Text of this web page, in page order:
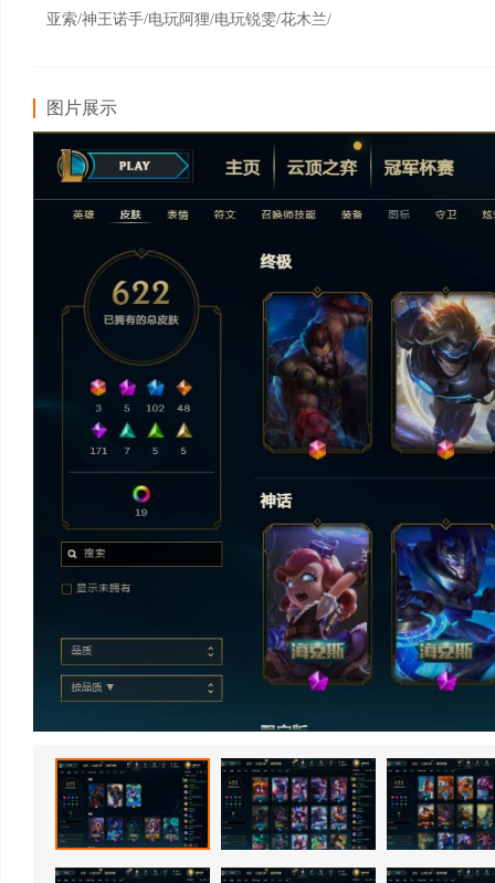
亚索/神王诺手/电玩阿狸/电玩锐雯/花木兰/
图片展示